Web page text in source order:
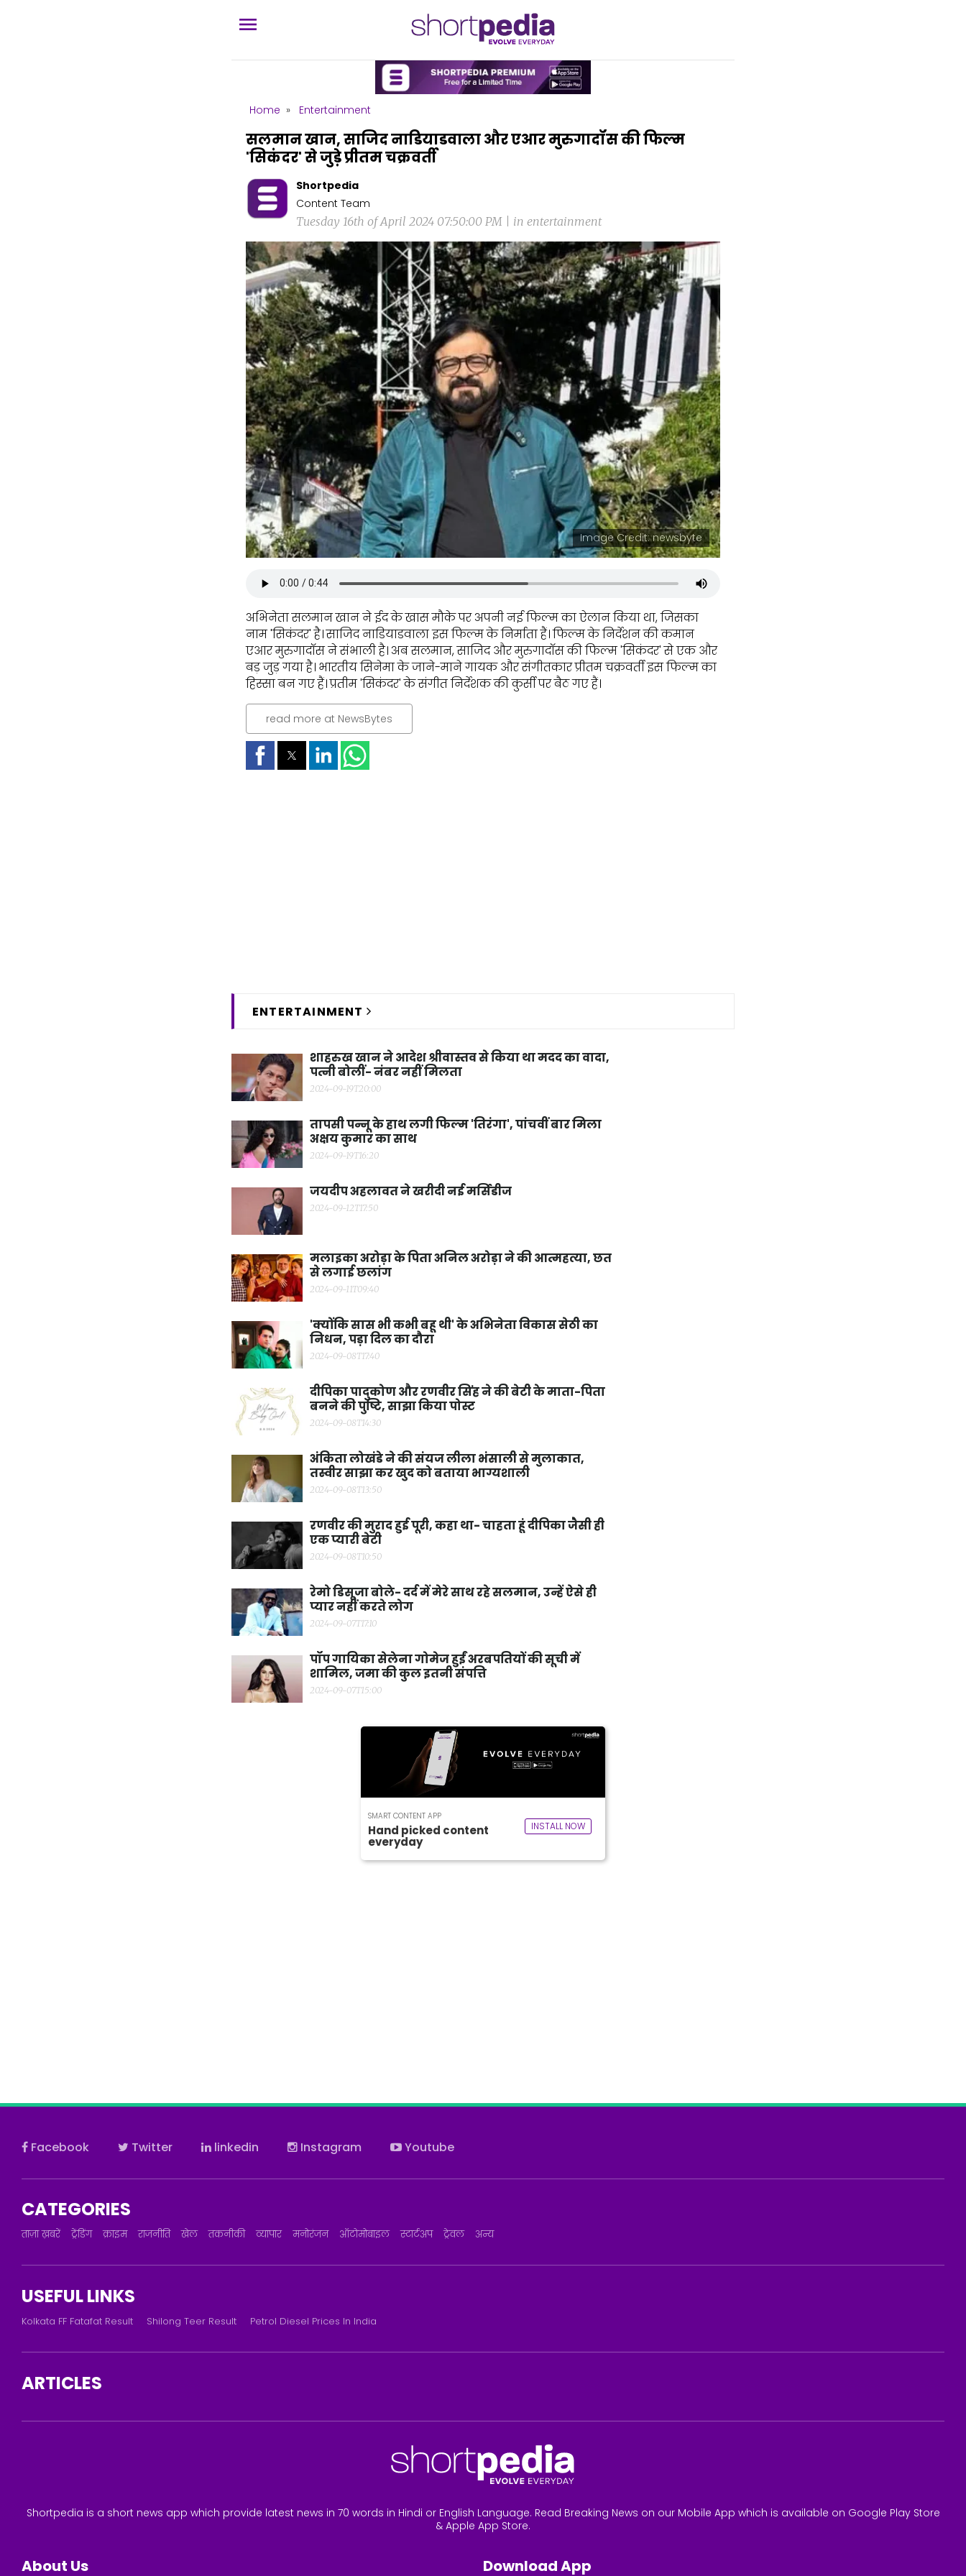
Home » Entertainment
सलमान खान, साजिद नाडियाडवाला और एआर मुरुगादॉस की फिल्म
'सिकंदर' से जुड़े प्रीतम चक्रवर्ती
Shortpedia
Content Team
Tuesday 16th of April 2024 07:50:00 PM | in entertainment
Image Credit: newsbyte
अभिनेता सलमान खान ने ईद के खास मौके पर अपनी नई फिल्म का ऐलान किया था, जिसका
नाम 'सिकंदर' है। साजिद नाडियाडवाला इस फिल्म के निर्माता हैं। फिल्म के निर्देशन की कमान
एआर मुरुगादॉस ने संभाली है। अब सलमान, साजिद और मुरुगादॉस की फिल्म 'सिकंदर' से एक और
बड़ जुड़ गया है। भारतीय सिनेमा के जाने-माने गायक और संगीतकार प्रीतम चक्रवर्ती इस फिल्म का
हिस्सा बन गए हैं। प्रतीम 'सिकंदर' के संगीत निर्देशक की कुर्सी पर बैठ गए हैं।
read more at NewsBytes
ENTERTAINMENT
शाहरुख खान ने आदेश श्रीवास्तव से किया था मदद का वादा,
पत्नी बोलीं- नंबर नहीं मिलता
2024-09-19T20:00
तापसी पन्नू के हाथ लगी फिल्म 'तिरंगा', पांचवीं बार मिला
अक्षय कुमार का साथ
2024-09-19T16:20
जयदीप अहलावत ने खरीदी नई मर्सिडीज
2024-09-12T17:50
मलाइका अरोड़ा के पिता अनिल अरोड़ा ने की आत्महत्या, छत
से लगाई छलांग
2024-09-11T09:40
'क्योंकि सास भी कभी बहू थी' के अभिनेता विकास सेठी का
निधन, पड़ा दिल का दौरा
2024-09-08T17:40
दीपिका पादुकोण और रणवीर सिंह ने की बेटी के माता-पिता
बनने की पुष्टि, साझा किया पोस्ट
2024-09-08T14:30
अंकिता लोखंडे ने की संयज लीला भंसाली से मुलाकात,
तस्वीर साझा कर खुद को बताया भाग्यशाली
2024-09-08T13:50
रणवीर की मुराद हुई पूरी, कहा था- चाहता हूं दीपिका जैसी ही
एक प्यारी बेटी
2024-09-08T10:50
रेमो डिसूजा बोले- दर्द में मेरे साथ रहे सलमान, उन्हें ऐसे ही
प्यार नहीं करते लोग
2024-09-07T17:10
पॉप गायिका सेलेना गोमेज हुईं अरबपतियों की सूची में
शामिल, जमा की कुल इतनी संपत्ति
2024-09-07T15:00
SMART CONTENT APP
Hand picked content
everyday
INSTALL NOW
Facebook Twitter linkedin Instagram Youtube
CATEGORIES
ताज़ा ख़बरें ट्रेंडिंग क्राइम राजनीति खेल तकनीकी व्यापार मनोरंजन ऑटोमोबाइल स्टार्टअप ट्रेवल अन्य
USEFUL LINKS
Kolkata FF Fatafat Result Shilong Teer Result Petrol Diesel Prices In India
ARTICLES
Shortpedia is a short news app which provide latest news in 70 words in Hindi or English Language. Read Breaking News on our Mobile App which is available on Google Play Store
& Apple App Store.
About Us Download App